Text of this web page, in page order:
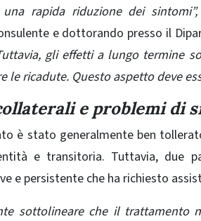
rapida riduzione dei sintomi”,
e dottorando presso il
gli effetti a lungo termine
le ricadute. Questo aspetto deve
e problemi di
è stato generalmente ben
e transitoria. Tuttavia, due
e persistente che ha richiesto
sottolineare che il trattamento